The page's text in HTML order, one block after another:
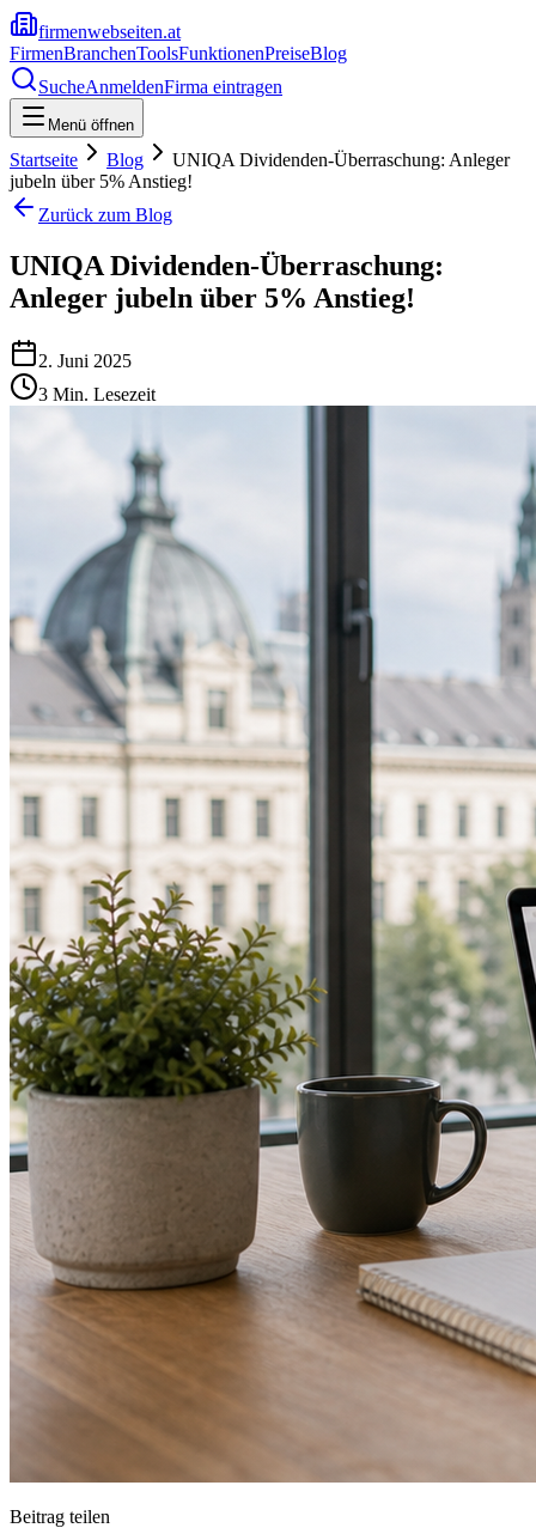
firmenwebseiten.at
FirmenBranchenToolsFunktionenPreiseBlog
SucheAnmeldenFirma eintragen
Menü öffnen
Startseite Blog
UNIQA Dividenden-Überraschung: Anleger
jubeln über 5% Anstieg!
Zurück zum Blog
UNIQA Dividenden-Überraschung:
Anleger jubeln über 5% Anstieg!
2. Juni 2025
3 Min. Lesezeit
Beitrag teilen